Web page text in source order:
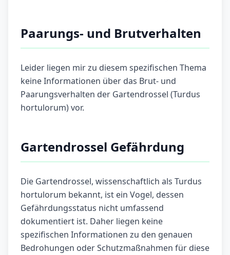
Paarungs- und Brutverhalten
Leider liegen mir zu diesem spezifischen Thema
keine Informationen über das Brut- und
Paarungsverhalten der Gartendrossel (Turdus
hortulorum) vor.
Gartendrossel Gefährdung
Die Gartendrossel, wissenschaftlich als Turdus
hortulorum bekannt, ist ein Vogel, dessen
Gefährdungsstatus nicht umfassend
dokumentiert ist. Daher liegen keine
spezifischen Informationen zu den genauen
Bedrohungen oder Schutzmaßnahmen für diese